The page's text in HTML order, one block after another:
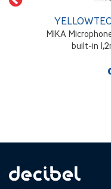
MIKA
built-in